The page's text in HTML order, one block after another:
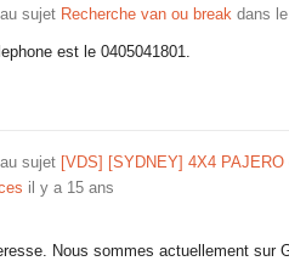
sujet Recherche van ou break dans
est le 0405041801.
sujet [VDS] [SYDNEY] 4X4
il y a 15 ans
Nous sommes actuellement sur